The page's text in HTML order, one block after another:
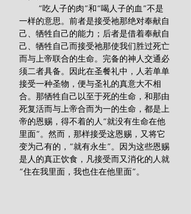
一样的意思。前者是接受祂那绝对奉献自
己、牺牲自己的能力；后者是借着奉献自
己、牺牲自己而接受祂那使我们胜过死亡
而与上帝联合的生命。完备的神人交通必
须二者具备。因此在圣餐礼中，人若单单
接受一种圣物，便与圣礼的真意大不相
合。那牺牲自己以至于死的生命，和那由
死复活而与上帝合而为一的生命，都是上
帝的恩赐，得不着的人“就没有生命在他
里面”。然而，那样接受这恩赐，又将它
变为己有的，“就有永生”。因为这些恩赐
是人的真正饮食，凡接受而又消化的人就
“住在我里面，我也住在他里面”。